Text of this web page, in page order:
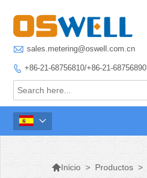
 sales.metering@oswell.com.cn
 +86-21-68756810/+86-21-68756890

Inicio > Productos >